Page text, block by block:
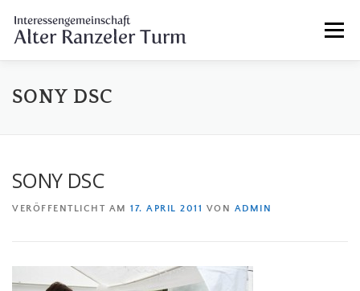
Inhalt
springen
Menü
HOME AKTUELLES
SONY DSC
SONY DSC
VERÖFFENTLICHT AM 17. APRIL 2011 VON ADMIN